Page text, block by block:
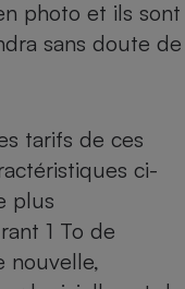
photo et ils sont
sans doute de
tarifs de ces
ci-
plus
1 To de
nouvelle,